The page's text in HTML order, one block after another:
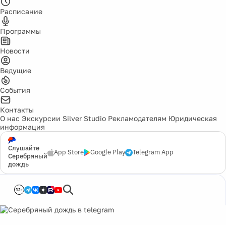
Расписание
Программы
Новости
Ведущие
События
Контакты
О нас Экскурсии Silver Studio Рекламодателям Юридическая
информация
Слушайте
Серебряный
дождь
App Store Google Play Telegram App
12+